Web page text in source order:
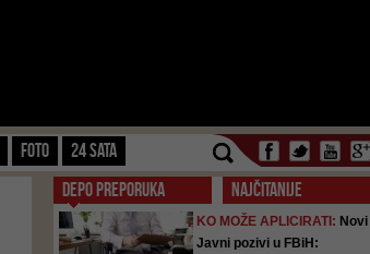
FOTO 24 SATA
DEPO PREPORUKA NAJČITANIJE
KO MOŽE APLICIRATI: Novi
Javni pozivi u FBiH: